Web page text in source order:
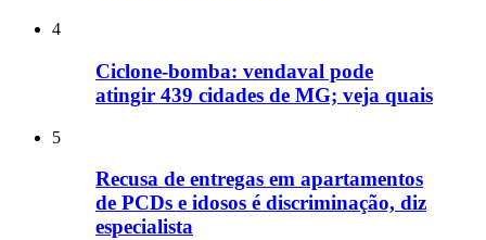
4
Ciclone-bomba: vendaval pode
atingir 439 cidades de MG; veja quais
5
Recusa de entregas em apartamentos
de PCDs e idosos é discriminação, diz
especialista